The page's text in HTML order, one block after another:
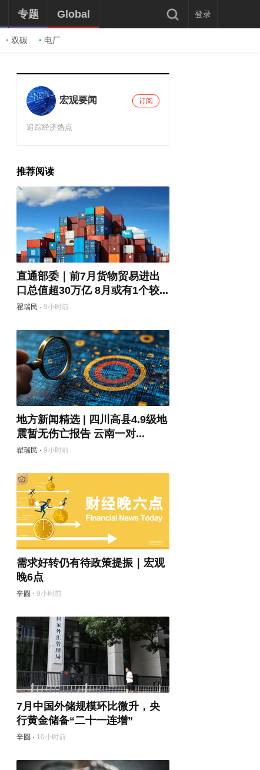
双碳 电厂
专题 Global 登录
宏观要闻 订阅
追踪经济热点
推荐阅读
直通部委｜前7月货物贸易进出
口总值超30万亿 8月或有1个较...
翟瑞民 · 9小时前
地方新闻精选 | 四川高县4.9级地
震暂无伤亡报告 云南一对...
翟瑞民 · 9小时前
需求好转仍有待政策提振｜宏观
晚6点
辛圆 · 9小时前
7月中国外储规模环比微升，央
行黄金储备“二十一连增”
辛圆 · 10小时前